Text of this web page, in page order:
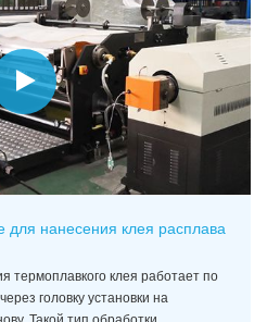
для нанесения клея расплава
термоплавкого клея работает по
головку установки на